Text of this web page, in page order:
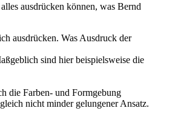
ausdrücken können, was Bernd
ausdrücken. Was Ausdruck der
sind hier beispielsweise die
die Farben- und Formgebung
nicht minder gelungener Ansatz.